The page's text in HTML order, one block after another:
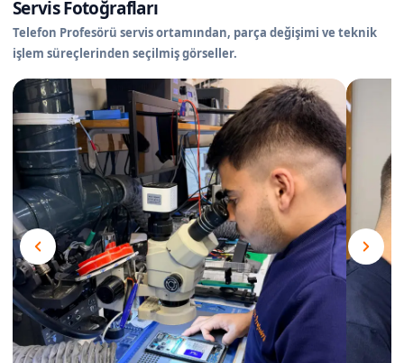
Servis Fotoğrafları
Telefon Profesörü servis ortamından, parça değişimi ve teknik
işlem süreçlerinden seçilmiş görseller.